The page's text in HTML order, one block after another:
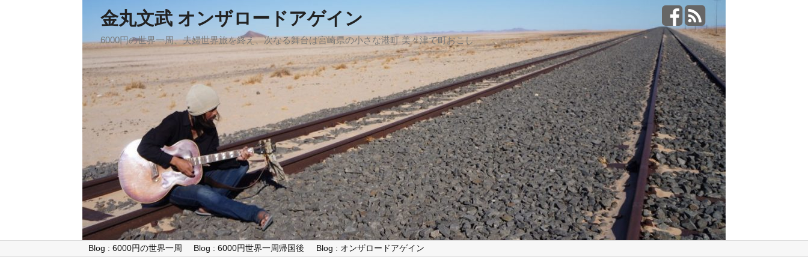
金丸文武 オンザロードアゲイン
6000円の世界一周、夫婦世界旅を終え、次なる舞台は宮崎県の小さな港町 美々津で町おこし
Blog : 6000円の世界一周 Blog : 6000円世界一周帰国後 Blog : オンザロードアゲイン